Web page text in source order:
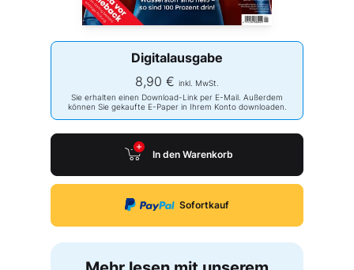
Digitalausgabe
8,90 € inkl. MwSt.
Sie erhalten einen Download-Link per E-Mail. Außerdem
können Sie gekaufte E-Paper in Ihrem Konto downloaden.
In den Warenkorb
Sofortkauf